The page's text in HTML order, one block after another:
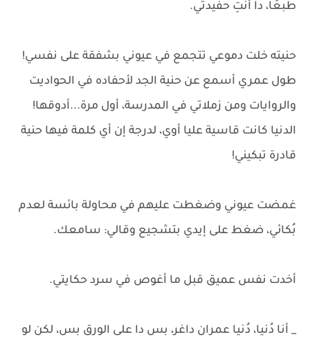
طبعًا، دا أنتِ حفيدتي.
حنيته خلت دموعي تتجمع في عيوني بشفقة على نفسي!
طول عمري أسمع عن حنية الجد لأحفاده في الحواديت
والروايات ومن زملاتي في المدرسة، أول مرة...أدوقها!
الدنيا كانت قاسية عليا أوي، لدرجة إن أي كلمة فيها حنية
قادرة تبكيني!
غمضت عيوني وضغطت عليهم في محاولة بائسة لعدم
بُكائي، ضغط على إيدي بتشجيع وقالي: سامعك.
أخدت نفس عميق قبل ما أغوص في سرد حكايتي.
_ أنا دُنيا، دُنيا عمران داغر، بس دا على الورق بس، لكن لو